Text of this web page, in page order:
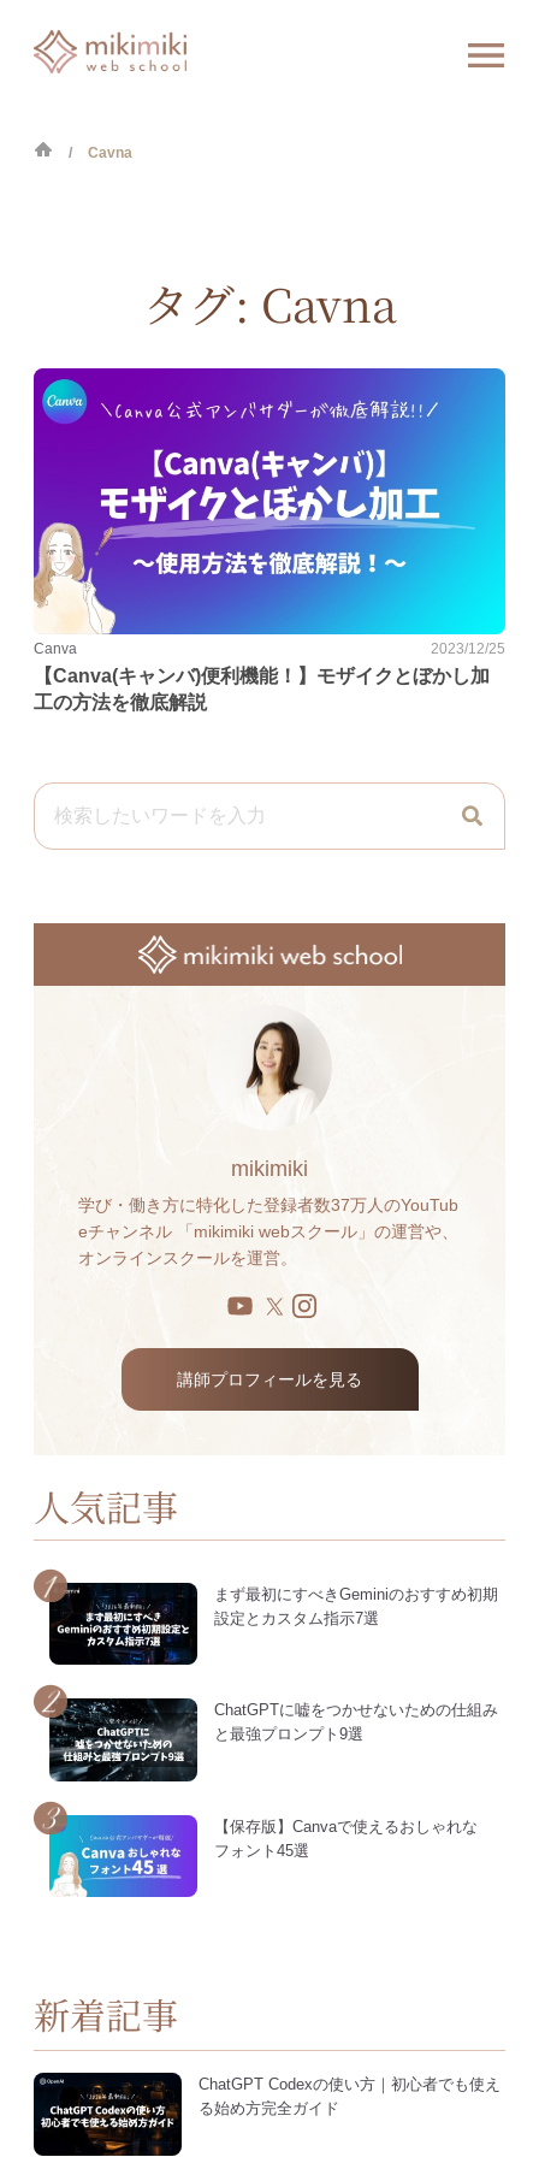
Cavna
タグ: Cavna
Canva 2023/12/25
【Canva(キャンバ)便利機能！】モザイクとぼかし加
工の方法を徹底解説
mikimiki
学び・働き方に特化した登録者数37万人のYouTub
eチャンネル 「mikimiki webスクール」の運営や、
オンラインスクールを運営。
講師プロフィールを見る
人気記事
まず最初にすべきGeminiのおすすめ初期
設定とカスタム指示7選
ChatGPTに嘘をつかせないための仕組み
と最強プロンプト9選
【保存版】Canvaで使えるおしゃれな
フォント45選
新着記事
ChatGPT Codexの使い方｜初心者でも使え
る始め方完全ガイド